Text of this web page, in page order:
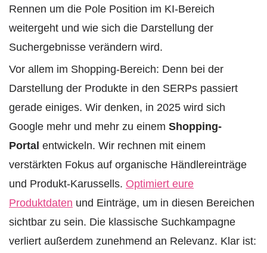
Rennen um die Pole Position im KI-Bereich
weitergeht und wie sich die Darstellung der
Suchergebnisse verändern wird.
Vor allem im Shopping-Bereich: Denn bei der
Darstellung der Produkte in den SERPs passiert
gerade einiges. Wir denken, in 2025 wird sich
Google mehr und mehr zu einem Shopping-
Portal entwickeln. Wir rechnen mit einem
verstärkten Fokus auf organische Händlereinträge
und Produkt-Karussells. Optimiert eure
Produktdaten und Einträge, um in diesen Bereichen
sichtbar zu sein. Die klassische Suchkampagne
verliert außerdem zunehmend an Relevanz. Klar ist: